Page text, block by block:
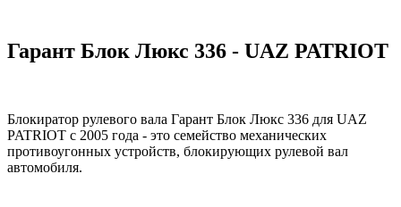
Гарант Блок Люкс 336 - UAZ PATRIOT
Блокиратор рулевого вала Гарант Блок Люкс 336 для UAZ
PATRIOT c 2005 года - это семейство механических
противоугонных устройств, блокирующих рулевой вал
автомобиля.